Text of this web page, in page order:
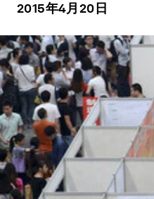
2015年4月20日